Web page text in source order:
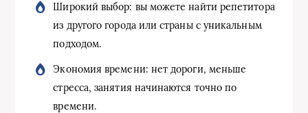
Широкий выбор: вы можете найти репетитора
из другого города или страны с уникальным
подходом.
Экономия времени: нет дороги, меньше
стресса, занятия начинаются точно по
времени.